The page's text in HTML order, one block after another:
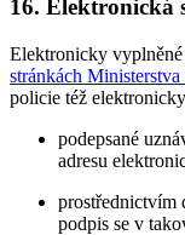
16. Elektronická
Elektronicky
stránkách Ministerstva
policie též
podepsané
adresu
prostřednictvím
podpis se v